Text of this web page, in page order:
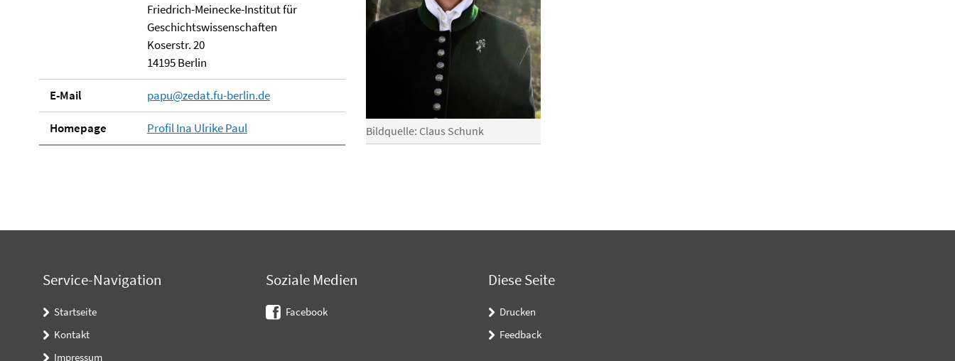
Bildquelle: Claus Schunk
Friedrich-Meinecke-Institut für
Geschichtswissenschaften
Koserstr. 20
14195 Berlin
E-Mail papu@zedat.fu-berlin.de
Homepage Profil Ina Ulrike Paul
Service-Navigation
Startseite
Kontakt
Impressum
Soziale Medien
Facebook
Diese Seite
Drucken
Feedback